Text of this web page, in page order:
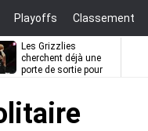
Playoffs Classement
Les Grizzlies
cherchent déjà une
porte de sortie pour